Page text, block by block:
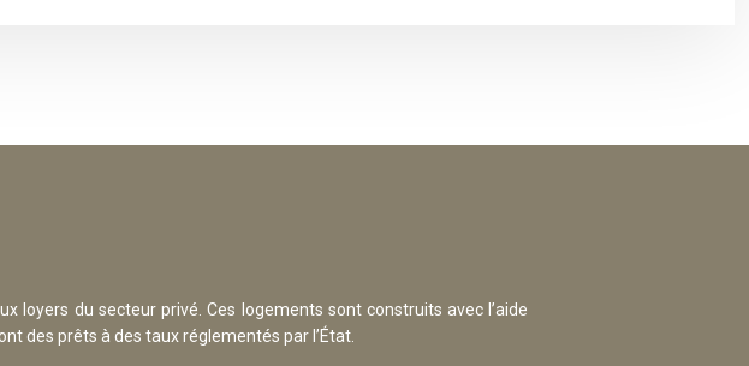
loyers du secteur privé. Ces logements sont construits avec l’aide
des prêts à des taux réglementés par l’État.